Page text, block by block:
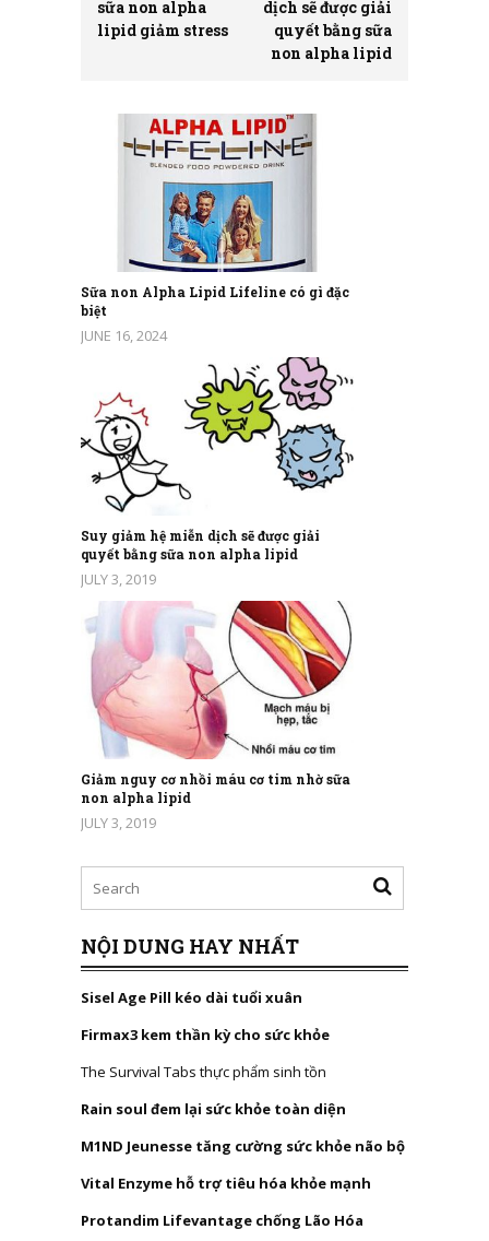
sữa non alpha
lipid giảm stress
dịch sẽ được giải
quyết bằng sữa
non alpha lipid
Sữa non Alpha Lipid Lifeline có gì đặc
biệt
JUNE 16, 2024
Suy giảm hệ miễn dịch sẽ được giải
quyết bằng sữa non alpha lipid
JULY 3, 2019
Giảm nguy cơ nhồi máu cơ tim nhờ sữa
non alpha lipid
JULY 3, 2019
NỘI DUNG HAY NHẤT
Sisel Age Pill kéo dài tuổi xuân
Firmax3 kem thần kỳ cho sức khỏe
The Survival Tabs thực phẩm sinh tồn
Rain soul đem lại sức khỏe toàn diện
M1ND Jeunesse tăng cường sức khỏe não bộ
Vital Enzyme hỗ trợ tiêu hóa khỏe mạnh
Protandim Lifevantage chống Lão Hóa